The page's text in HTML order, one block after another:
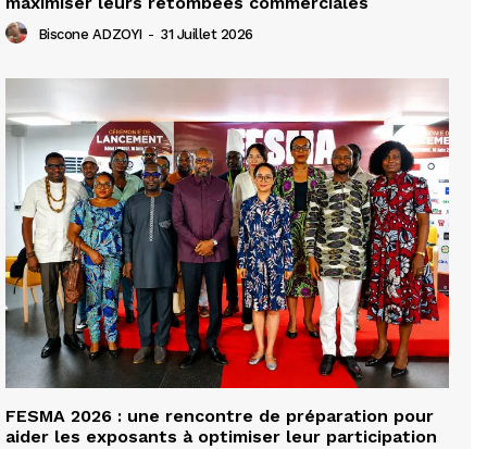
Biscone ADZOYI - 31 Juillet 2026
FESMA 2026 : une rencontre de préparation pour
aider les exposants à optimiser leur participation